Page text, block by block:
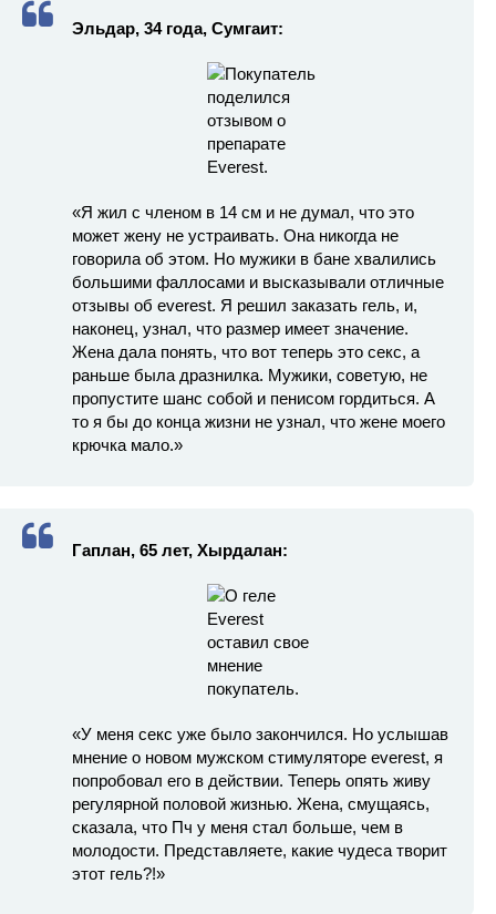
Эльдар, 34 года, Сумгаит:
«Я жил с членом в 14 см и не думал, что это
может жену не устраивать. Она никогда не
говорила об этом. Но мужики в бане хвалились
большими фаллосами и высказывали отличные
отзывы об everest. Я решил заказать гель, и,
наконец, узнал, что размер имеет значение.
Жена дала понять, что вот теперь это секс, а
раньше была дразнилка. Мужики, советую, не
пропустите шанс собой и пенисом гордиться. А
то я бы до конца жизни не узнал, что жене моего
крючка мало.»
Гаплан, 65 лет, Хырдалан:
«У меня секс уже было закончился. Но услышав
мнение о новом мужском стимуляторе everest, я
попробовал его в действии. Теперь опять живу
регулярной половой жизнью. Жена, смущаясь,
сказала, что Пч у меня стал больше, чем в
молодости. Представляете, какие чудеса творит
этот гель?!»